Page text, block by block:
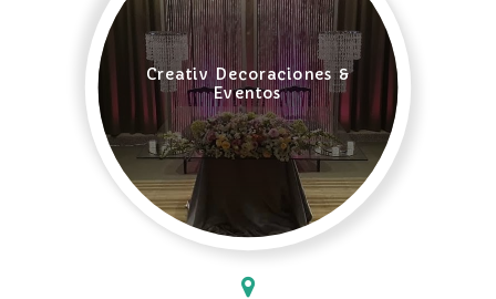
Creativ Decoraciones &
Eventos